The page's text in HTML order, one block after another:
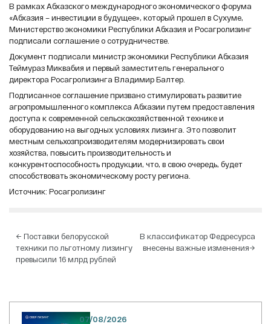
В рамках Абхазского международного экономического форума
«Абхазия – инвестиции в будущее», который прошел в Сухуме,
Министерство экономики Республики Абхазия и Росагролизинг
подписали соглашение о сотрудничестве.
Документ подписали министр экономики Республики Абхазия
Теймураз Миквабия и первый заместитель генерального
директора Росагролизинга Владимир Балтер.
Подписанное соглашение призвано стимулировать развитие
агропромышленного комплекса Абхазии путем предоставления
доступа к современной сельскохозяйственной технике и
оборудованию на выгодных условиях лизинга. Это позволит
местным сельхозпроизводителям модернизировать свои
хозяйства, повысить производительность и
конкурентоспособность продукции, что, в свою очередь, будет
способствовать экономическому росту региона.
Источник: Росагролизинг
Навигация
по
← Поставки белорусской
техники по льготному лизингу
превысили 16 млрд рублей
В классификатор Федресурса
внесены важные изменения→
07/08/2026